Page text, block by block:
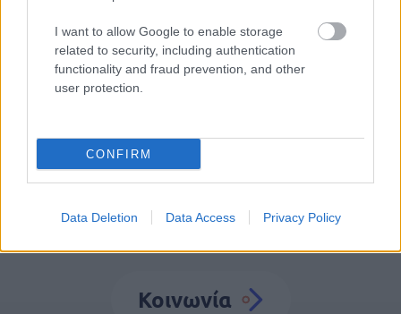
I want to allow Google to enable storage
related to security, including authentication
functionality and fraud prevention, and other
user protection.
CONFIRM
Data Deletion Data Access Privacy Policy
Κοινωνία